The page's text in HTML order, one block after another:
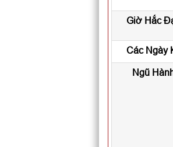
Giờ Hắc
Các Ngày
Ngũ